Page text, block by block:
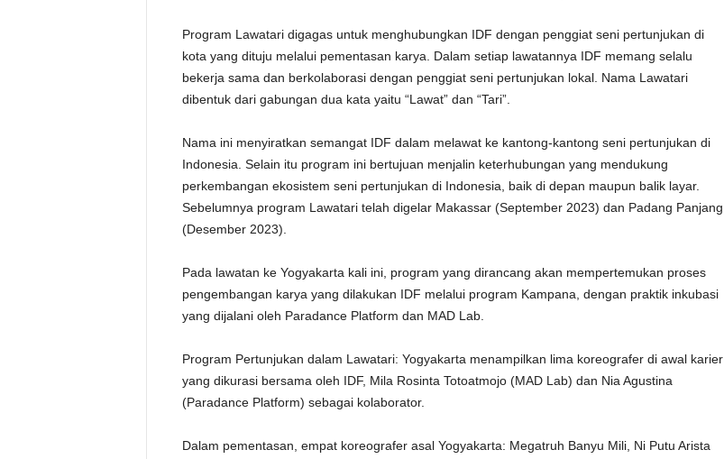
Program Lawatari digagas untuk menghubungkan IDF dengan penggiat seni pertunjukan di
kota yang dituju melalui pementasan karya. Dalam setiap lawatannya IDF memang selalu
bekerja sama dan berkolaborasi dengan penggiat seni pertunjukan lokal. Nama Lawatari
dibentuk dari gabungan dua kata yaitu “Lawat” dan “Tari”.
Nama ini menyiratkan semangat IDF dalam melawat ke kantong-kantong seni pertunjukan di
Indonesia. Selain itu program ini bertujuan menjalin keterhubungan yang mendukung
perkembangan ekosistem seni pertunjukan di Indonesia, baik di depan maupun balik layar.
Sebelumnya program Lawatari telah digelar Makassar (September 2023) dan Padang Panjang
(Desember 2023).
Pada lawatan ke Yogyakarta kali ini, program yang dirancang akan mempertemukan proses
pengembangan karya yang dilakukan IDF melalui program Kampana, dengan praktik inkubasi
yang dijalani oleh Paradance Platform dan MAD Lab.
Program Pertunjukan dalam Lawatari: Yogyakarta menampilkan lima koreografer di awal karier
yang dikurasi bersama oleh IDF, Mila Rosinta Totoatmojo (MAD Lab) dan Nia Agustina
(Paradance Platform) sebagai kolaborator.
Dalam pementasan, empat koreografer asal Yogyakarta: Megatruh Banyu Mili, Ni Putu Arista